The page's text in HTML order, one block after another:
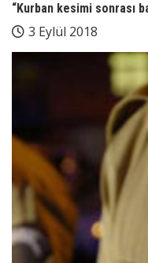
“Kurban kesimi sonrası
3 Eylül 2018